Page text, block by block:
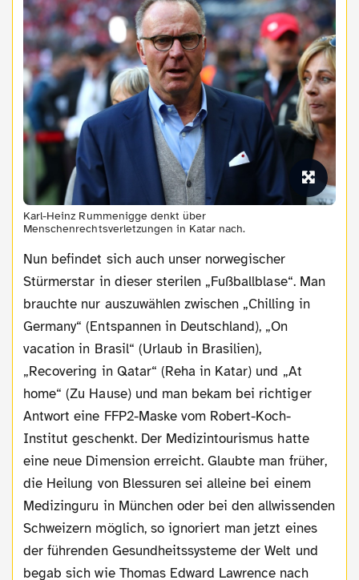
Karl-Heinz Rummenigge denkt über
Menschenrechtsverletzungen in Katar nach.
Nun befindet sich auch unser norwegischer
Stürmerstar in dieser sterilen „Fußballblase“. Man
brauchte nur auszuwählen zwischen „Chilling in
Germany“ (Entspannen in Deutschland), „On
vacation in Brasil“ (Urlaub in Brasilien),
„Recovering in Qatar“ (Reha in Katar) und „At
home“ (Zu Hause) und man bekam bei richtiger
Antwort eine FFP2-Maske vom Robert-Koch-
Institut geschenkt. Der Medizintourismus hatte
eine neue Dimension erreicht. Glaubte man früher,
die Heilung von Blessuren sei alleine bei einem
Medizinguru in München oder bei den allwissenden
Schweizern möglich, so ignoriert man jetzt eines
der führenden Gesundheitssysteme der Welt und
begab sich wie Thomas Edward Lawrence nach